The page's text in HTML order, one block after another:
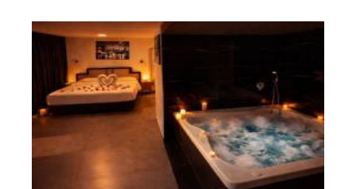
חדרים לפי שעה בגבעתיים
חדרים לפי שעה בגורן
חדרים לפי שעה בגינוסר
חדרים לפי שעה בגליל עליון
חדרים לפי שעה בגרנות הגליל